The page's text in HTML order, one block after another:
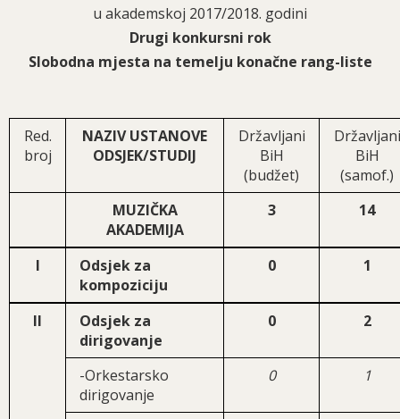
u akademskoj 2017/2018. godini
Drugi konkursni rok
Slobodna mjesta na temelju konačne rang-liste
Red.
broj
NAZIV USTANOVE
ODSJEK/STUDIJ
Državljani
BiH
(budžet)
Državljani
BiH
(samof.)
MUZIČKA
AKADEMIJA
3 14
I
Odsjek za
kompoziciju
0 1
II
Odsjek za
dirigovanje
0 2
-Orkestarsko
dirigovanje
0 1